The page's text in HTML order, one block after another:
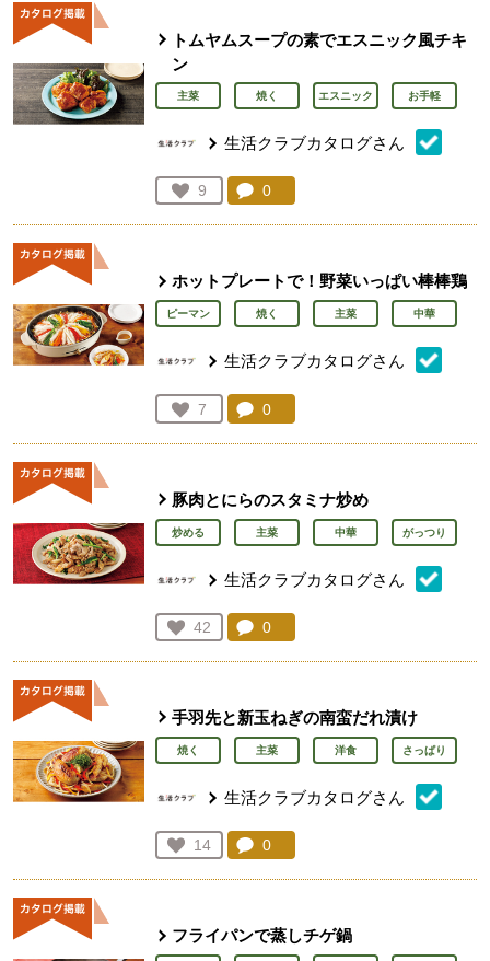
トムヤムスープの素でエスニック風チキ
ン
主菜 焼く エスニック お手軽
生活クラブカタログさん
お気に入り登録：
9
人が登録
コメント：
0
ホットプレートで！野菜いっぱい棒棒鶏
ピーマン 焼く 主菜 中華
生活クラブカタログさん
お気に入り登録：
7
人が登録
コメント：
0
豚肉とにらのスタミナ炒め
炒める 主菜 中華 がっつり
生活クラブカタログさん
お気に入り登録：
42
人が登録
コメント：
0
手羽先と新玉ねぎの南蛮だれ漬け
焼く 主菜 洋食 さっぱり
生活クラブカタログさん
お気に入り登録：
14
人が登録
コメント：
0
フライパンで蒸しチゲ鍋